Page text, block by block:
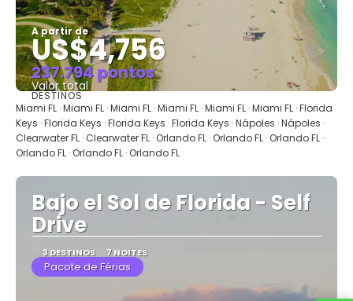
A partir de
US$4,756
237.794 pontos
Valor total
Saiba mais
DESTINOS
Miami FL · Miami FL · Miami FL · Miami FL · Miami FL · Miami FL · Florida
Keys · Florida Keys · Florida Keys · Florida Keys · Nápoles · Nápoles ·
Clearwater FL · Clearwater FL · Orlando FL · Orlando FL · Orlando FL ·
Orlando FL · Orlando FL · Orlando FL
Bajo el Sol de Florida - Self
Drive
3 DESTINOS 7 NOITES
Pacote de Férias